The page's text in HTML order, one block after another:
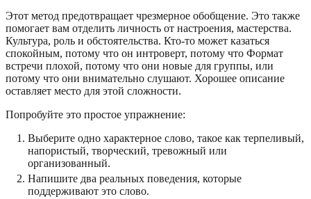
Этот метод предотвращает чрезмерное обобщение. Это также
помогает вам отделить личность от настроения, мастерства.
Культура, роль и обстоятельства. Кто-то может казаться
спокойным, потому что он интроверт, потому что Формат
встречи плохой, потому что они новые для группы, или
потому что они внимательно слушают. Хорошее описание
оставляет место для этой сложности.
Попробуйте это простое упражнение:
Выберите одно характерное слово, такое как терпеливый,
напористый, творческий, тревожный или
организованный.
Напишите два реальных поведения, которые
поддерживают это слово.